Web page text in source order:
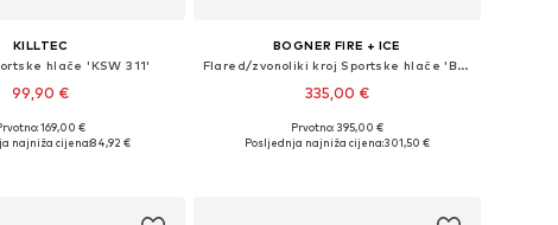
KILLTEC
hlače 'KSW 311'
99,90 €
veličine: S, S-M, M, M-L
169,00 €
najniža cijena:84,92 €
BOGNER FIRE + ICE
Flared/zvonoliki kroj Sportske hlače 'BORJA4-T'
335,00 €
Dostupne veličine: S, S-M
Prvotno: 395,00 €
Posljednja najniža cijena:301,50 €